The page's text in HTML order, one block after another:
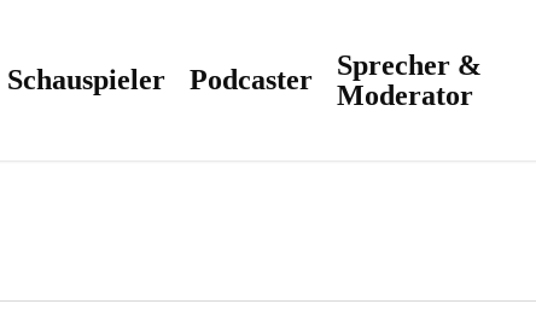
Schauspieler Podcaster
Sprecher &
Moderator